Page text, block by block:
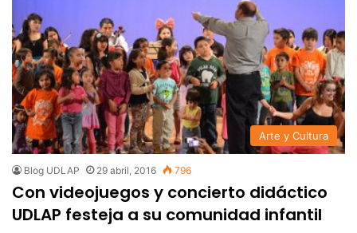
Arte y Cultura
Blog UDLAP 29 abril, 2016 796
Con videojuegos y concierto didáctico
UDLAP festeja a su comunidad infantil